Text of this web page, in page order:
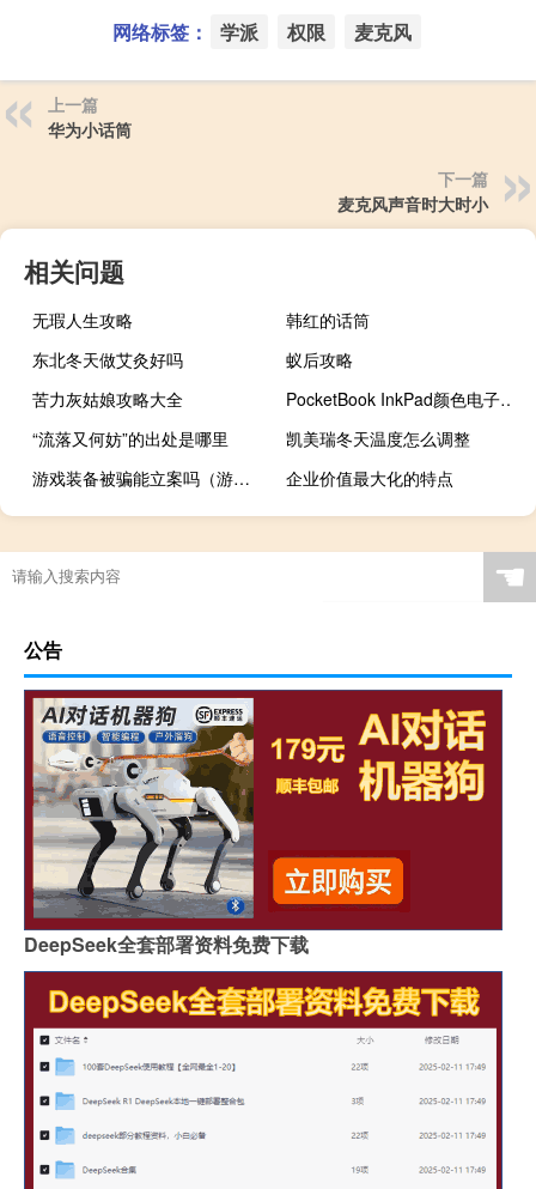
网络标签： 学派 权限 麦克风
上一篇
华为小话筒
下一篇
麦克风声音时大时小
相关问题
无瑕人生攻略
韩红的话筒
东北冬天做艾灸好吗
蚁后攻略
苦力灰姑娘攻略大全
PocketBook InkPad颜色电子书阅读器评测
“流落又何妨”的出处是哪里
凯美瑞冬天温度怎么调整
游戏装备被骗能立案吗（游戏装备）
企业价值最大化的特点
☚
公告
DeepSeek全套部署资料免费下载